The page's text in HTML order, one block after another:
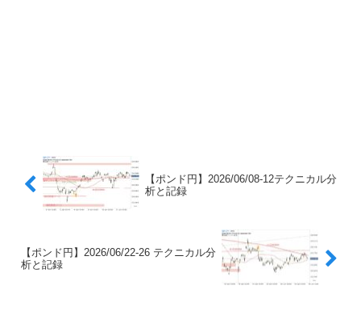
【ポンド円】2026/06/08-12テクニカル分
析と記録
【ポンド円】2026/06/22-26 テクニカル分
析と記録